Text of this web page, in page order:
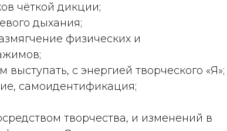
чёткой дикции;
дыхания;
физических и
выступать, с энергией творческого «Я»;
самоидентификация;
творчества, и изменений в